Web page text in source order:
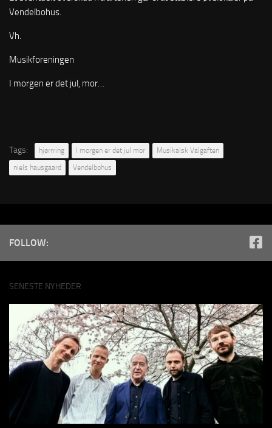
Vendelbohus.
Vh.
Musikforeningen
I morgen er det jul, mor…
Tags: hjørrring I morgen er det jul mor
Musikalsk Valgaften
niels hausgaard
Vendelbohus
FOLLOW:
SENESTE NYHEDER